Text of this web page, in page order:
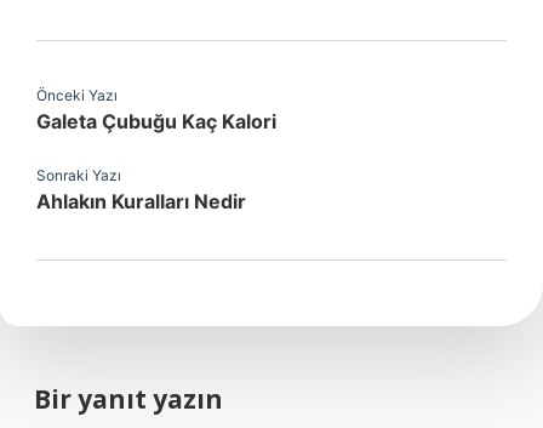
Önceki Yazı
Galeta Çubuğu Kaç Kalori
Sonraki Yazı
Ahlakın Kuralları Nedir
Bir yanıt yazın